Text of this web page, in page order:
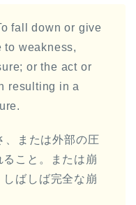
fall down or give
to weakness,
or the act or
resulting in a
または外部の圧
こと。または崩
ばしば完全な崩